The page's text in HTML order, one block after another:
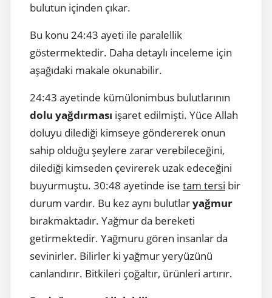
bulutun içinden çıkar.
Bu konu 24:43 ayeti ile paralellik
göstermektedir. Daha detaylı inceleme için
aşağıdaki makale okunabilir.
24:43 ayetinde kümülonimbus bulutlarının
dolu yağdırması işaret edilmişti. Yüce Allah
doluyu dilediği kimseye göndererek onun
sahip olduğu şeylere zarar verebileceğini,
dilediği kimseden çevirerek uzak edeceğini
buyurmuştu. 30:48 ayetinde ise tam tersi bir
durum vardır. Bu kez aynı bulutlaryağmur
bırakmaktadır. Yağmur da bereketi
getirmektedir. Yağmuru gören insanlar da
sevinirler. Bilirler ki yağmur yeryüzünü
canlandırır. Bitkileri çoğaltır, ürünleri artırır.